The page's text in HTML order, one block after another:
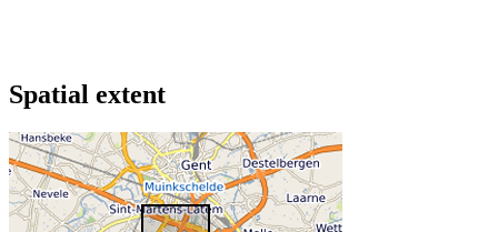
Spatial extent